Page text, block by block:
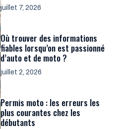
juillet 7, 2026
Où trouver des informations
fiables lorsqu’on est passionné
d’auto et de moto ?
juillet 2, 2026
Permis moto : les erreurs les
plus courantes chez les
débutants